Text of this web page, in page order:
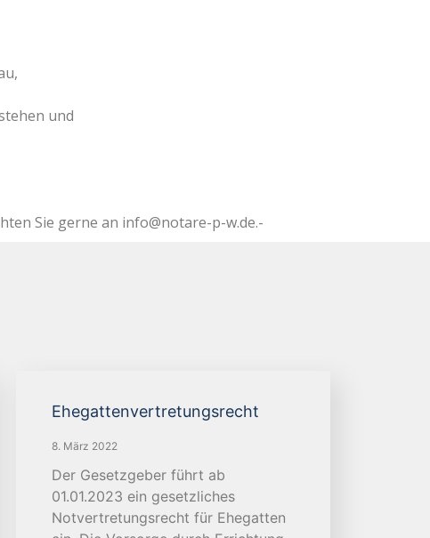
und
Sie gerne an info@notare-p-w.de.-
Ehegattenvertretungsrecht
8. März 2022
Der Gesetzgeber führt ab
01.01.2023 ein gesetzliches
Notvertretungsrecht für Ehegatten